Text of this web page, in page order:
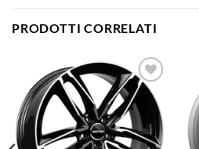
PRODOTTI CORRELATI
Aggiungi
alla lista
dei
desideri